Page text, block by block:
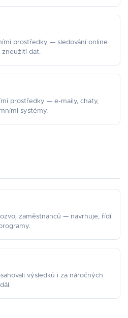
prostředky — sledování online
zneužití dat.
prostředky — e-maily, chaty,
systémy.
zaměstnanců — navrhuje, řídí
výsledků i za náročných